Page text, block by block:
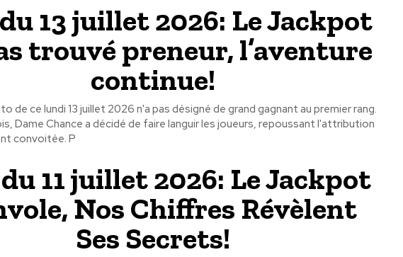
13 juillet 2026: Le Jackpot
trouvé preneur, l’aventure
continue!
de ce lundi 13 juillet 2026 n'a pas désigné de grand gagnant au premier rang.
Dame Chance a décidé de faire languir les joueurs, repoussant l'attribution
convoitée. P
11 juillet 2026: Le Jackpot
Nos Chiffres Révèlent
Ses Secrets!